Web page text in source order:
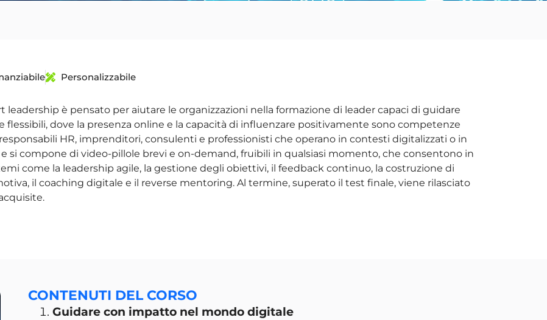
Personalizzabile
leadership è pensato per aiutare le organizzazioni nella formazione di leader capaci di guidare
dove la presenza online e la capacità di influenzare positivamente sono competenze
HR, imprenditori, consulenti e professionisti che operano in contesti digitalizzati o in
si compone di video-pillole brevi e on-demand, fruibili in qualsiasi momento, che consentono in
come la leadership agile, la gestione degli obiettivi, il feedback continuo, la costruzione di
il coaching digitale e il reverse mentoring. Al termine, superato il test finale, viene rilasciato
CONTENUTI DEL CORSO
Guidare con impatto nel mondo digitale